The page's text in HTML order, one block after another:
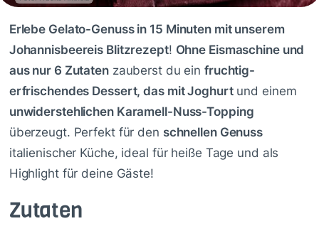
Erlebe Gelato-Genuss in 15 Minuten mit unserem
Johannisbeereis Blitzrezept! Ohne Eismaschine und
aus nur 6 Zutatenzauberst du einfruchtig-
erfrischendes Dessert, das mit Joghurtund einem
unwiderstehlichen Karamell-Nuss-Topping
überzeugt. Perfekt für den schnellen Genuss
italienischer Küche, ideal für heiße Tage und als
Highlight für deine Gäste!
Zutaten